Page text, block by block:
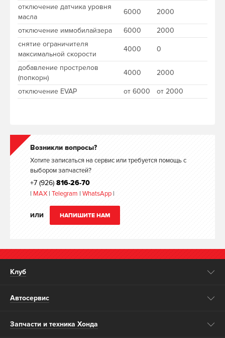
отключение датчика уровня
масла
6000 2000
отключение иммобилайзера 6000
2000
снятие ограничителя
максимальной скорости
4000 0
добавление прострелов
(попкорн)
4000 2000
отключение EVAP от 6000 от 2000
Возникли вопросы?
Хотите записаться на сервис или требуется помощь с
выбором запчастей?
+7 (926) 816-26-70
| MAX | Telegram | WhatsApp |
ИЛИ НАПИШИТЕ НАМ
Клуб
Автосервис
Запчасти и техника Хонда